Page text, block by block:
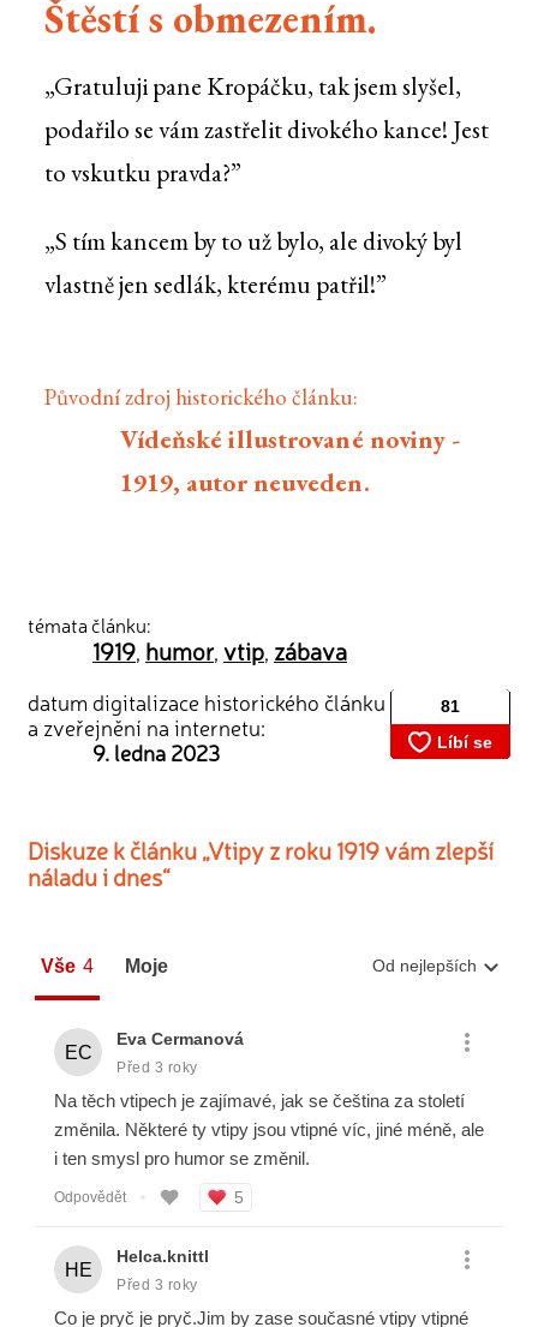
Štěstí s obmezením.
„Gratuluji pane Kropáčku, tak jsem slyšel,
podařilo se vám zastřelit divokého kance! Jest
to vskutku pravda?”
„S tím kancem by to už bylo, ale divoký byl
vlastně jen sedlák, kterému patřil!”
Původní zdroj historického článku:
Vídeňské illustrované noviny -
1919, autor neuveden.
témata článku:
1919, humor, vtip, zábava
datum digitalizace historického článku
a zveřejnění na internetu:
9. ledna 2023
Diskuze k článku „Vtipy z roku 1919 vám zlepší
náladu i dnes“